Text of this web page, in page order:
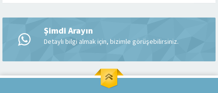
mobilya ürünlerini bulabileceğiniz birçok
mağazaya ev sahipliği yapmaktadır. Bu makalede,
Baltalimanı klasik mobilya alan yerler hakkında...
Şimdi Arayın
Detaylı bilgi almak için, bizimle görüşebilirsiniz.
Cevap Yaz